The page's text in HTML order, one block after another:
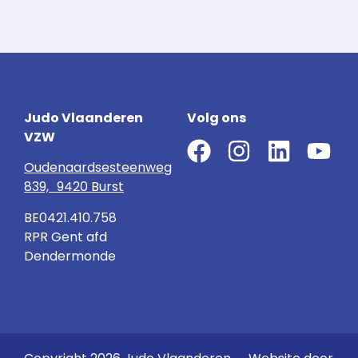
Judo Vlaanderen
VZW
Oudenaardsesteenweg
839, 9420 Burst
BE0421.410.758
RPR Gent afd
Dendermonde
Volg ons